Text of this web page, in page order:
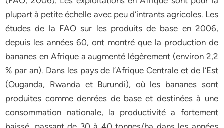
plupart à petite échelle avec peu d’intrants agricoles. Les
études de la FAO sur les produits de base en 2006,
depuis les années 60, ont montré que la production de
bananes en Afrique a augmenté légèrement (environ 2,2
% par an). Dans les pays de l’Afrique Centrale et de l’Est
(Ouganda, Rwanda et Burundi), où les bananes sont
produites comme denrées de base et destinées à une
consommation nationale, la productivité a fortement
baissé, passant de 30 à 40 tonnes/ha dans les années